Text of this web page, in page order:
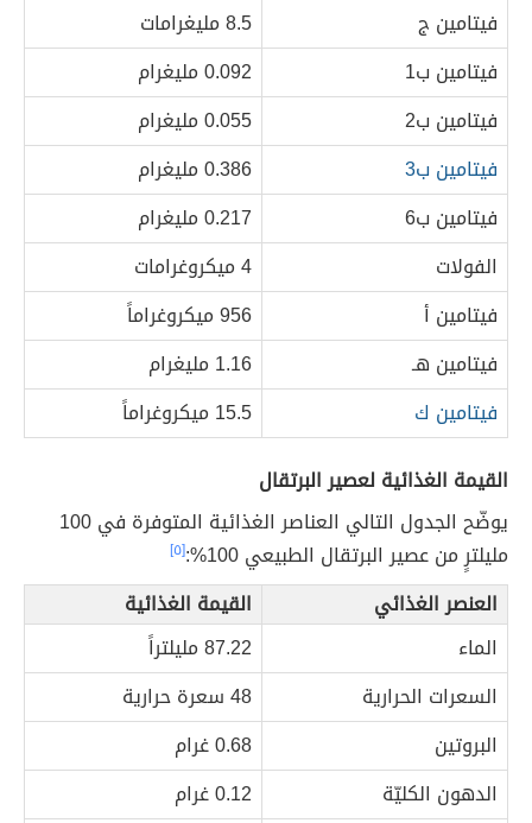
فيتامين ج
8.5 مليغرامات
فيتامين ب1
0.092 مليغرام
فيتامين ب2
0.055 مليغرام
فيتامين ب3
0.386 مليغرام
فيتامين ب6
0.217 مليغرام
الفولات
4 ميكروغرامات
فيتامين أ
956 ميكروغراماً
فيتامين هـ
1.16 مليغرام
فيتامين ك
15.5 ميكروغراماً
القيمة الغذائية لعصير البرتقال
يوضّح الجدول التالي العناصر الغذائية المتوفرة في 100
مليلترٍ من عصير البرتقال الطبيعي 100%:
[٥]
العنصر الغذائي
القيمة الغذائية
الماء
87.22 مليلتراً
السعرات الحرارية
48 سعرة حرارية
البروتين
0.68 غرام
الدهون الكليّة
0.12 غرام